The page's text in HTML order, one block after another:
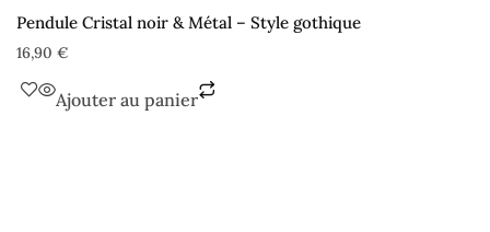
Pendule Cristal noir & Métal – Style gothique
16,90 €
Ajouter au panier